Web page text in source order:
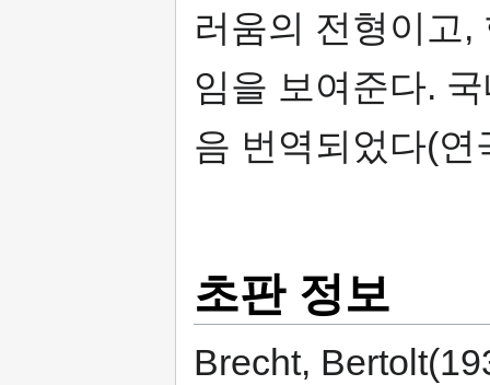
러움의 전형이고,
임을 보여준다.
음 번역되었다(연
초판 정보
Brecht,